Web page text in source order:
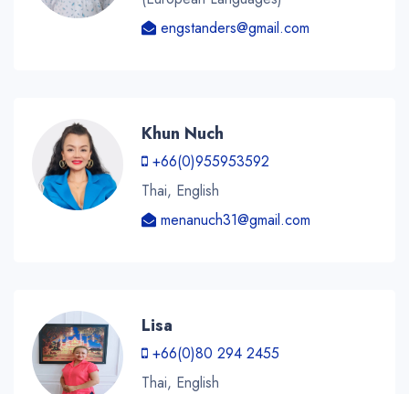
engstanders@gmail.com
Khun Nuch
+66(0)955953592
Thai, English
menanuch31@gmail.com
Lisa
+66(0)80 294 2455
Thai, English